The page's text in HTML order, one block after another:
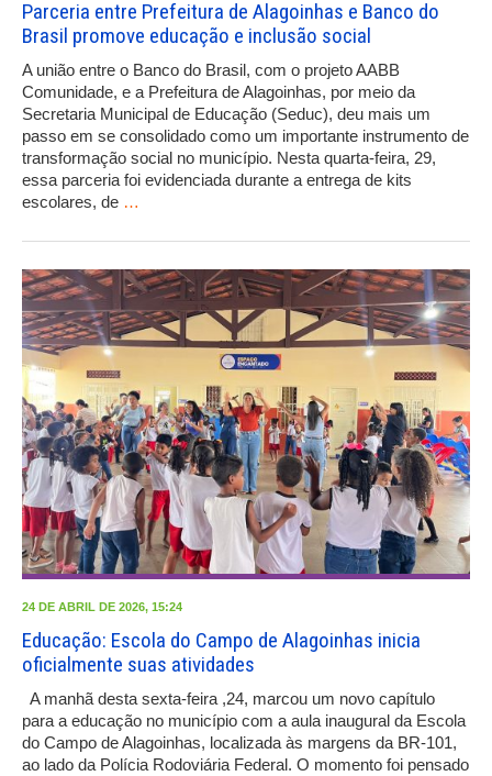
Parceria entre Prefeitura de Alagoinhas e Banco do
Brasil promove educação e inclusão social
A união entre o Banco do Brasil, com o projeto AABB
Comunidade, e a Prefeitura de Alagoinhas, por meio da
Secretaria Municipal de Educação (Seduc), deu mais um
passo em se consolidado como um importante instrumento de
transformação social no município. Nesta quarta-feira, 29,
essa parceria foi evidenciada durante a entrega de kits
escolares, de …
24 DE ABRIL DE 2026, 15:24
Educação: Escola do Campo de Alagoinhas inicia
oficialmente suas atividades
A manhã desta sexta-feira ,24, marcou um novo capítulo
para a educação no município com a aula inaugural da Escola
do Campo de Alagoinhas, localizada às margens da BR-101,
ao lado da Polícia Rodoviária Federal. O momento foi pensado